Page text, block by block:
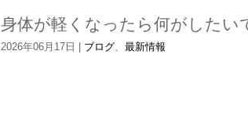
身体が軽くなったら何がしたい
2026年06月17日 ブログ、 最新情報